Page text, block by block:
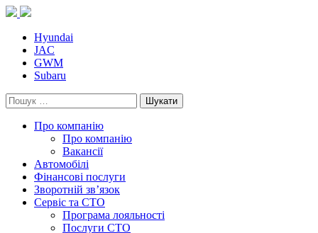
Skip
contentHyundai
JAC
GWM
Subaru
Пошук:
Про компанію
Про компанію
Вакансії
Автомобілі
Фінансові послуги
Зворотній зв’язок
Cервіс та СТО
Програма лояльності
Послуги СТО